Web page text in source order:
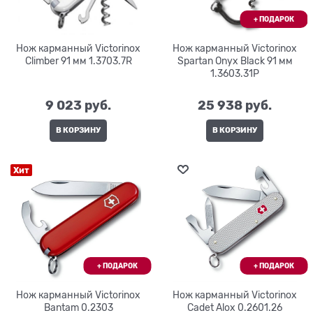
Нож карманный Victorinox
Climber 91 мм 1.3703.7R
9 023 руб.
В КОРЗИНУ
Нож карманный Victorinox
Spartan Onyx Black 91 мм
1.3603.31P
25 938 руб.
В КОРЗИНУ
Хит
Нож карманный Victorinox
Bantam 0.2303
Нож карманный Victorinox
Cadet Alox 0.2601.26